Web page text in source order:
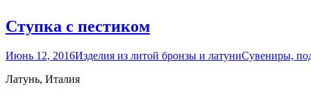
Ступка с пестиком
Июнь 12, 2016Изделия из литой бронзы и латуниСувениры,
Латунь, Италия